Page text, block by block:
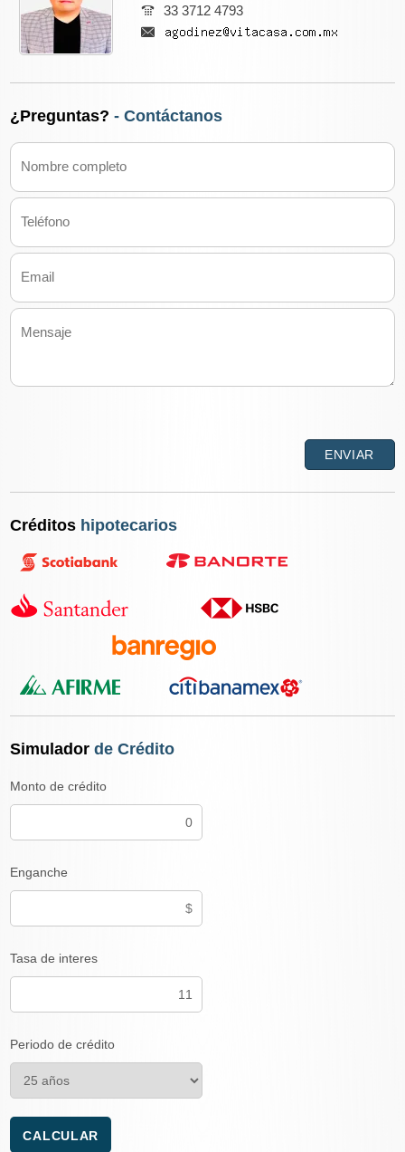
33 3712 4793
¿Preguntas? - Contáctanos
Créditos hipotecarios
Simulador de Crédito
Monto de crédito
Enganche
Tasa de interes
Periodo de crédito